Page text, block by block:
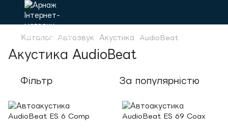
Каталог Автозвук Акустика AudioBeat
Акустика AudioBeat
Фільтр За популярністю